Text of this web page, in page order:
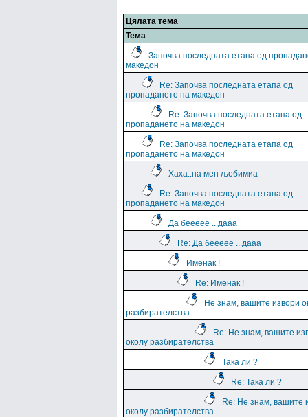
Цялата тема
Тема
Започва последната етапа од
македон
Re: Започва последната етапа од
пропадането на македон
Re: Започва последната етапа од
пропадането на македон
Re: Започва последната етапа од
пропадането на македон
Хаха..на мен љобимиа
Re: Започва последната етапа од
пропадането на македон
Да беееее ...дааа
Re: Да беееее ...дааа
Именак !
Re: Именак !
Не знам, вашите извори
разбирателства
Re: Не знам, вашите
околу разбирателства
Така ли ?
Re: Така ли ?
Re: Не знам, вашите
околу разбирателства